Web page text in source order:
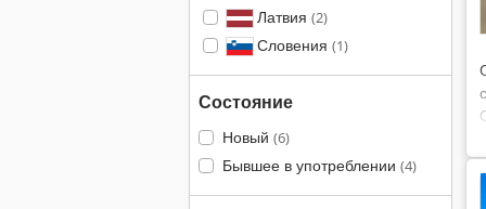
Латвия (2)
Словения (1)
Состояние
Новый (6)
Бывшее в употреблении (4)